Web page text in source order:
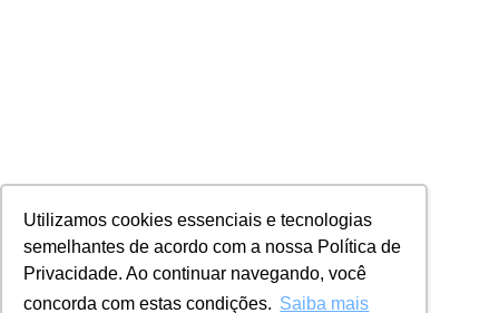
Utilizamos cookies essenciais e tecnologias
semelhantes de acordo com a nossa Política de
Privacidade. Ao continuar navegando, você
concorda com estas condições. Saiba mais